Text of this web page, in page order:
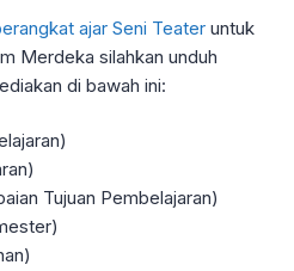
ajar Seni Teater untuk
Merdeka silahkan unduh
di bawah ini:
Tujuan Pembelajaran)